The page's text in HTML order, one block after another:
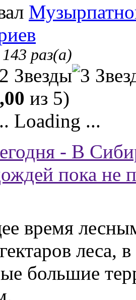
раз(а)
из 5)
Loading ...
- В
пока не
время
леса,
большие